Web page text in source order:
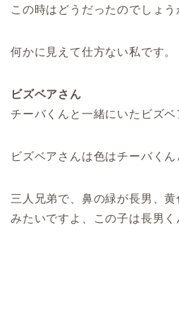
この時はどうだったのでしょう
何かに見えて仕方ない私です。
ビズベアさん
チーバくんと一緒にいたビズベ
ビズベアさんは色はチーバくん
三人兄弟で、鼻の緑が長男、
みたいですよ、この子は長男く